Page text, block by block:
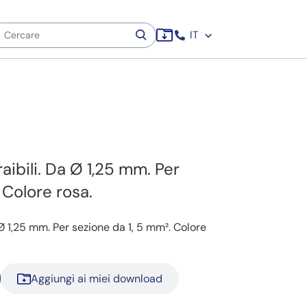
IT
Da Ø 1,25 mm. Per
rosa.
mm. Per sezione da 1, 5 mm². Colore
Aggiungi ai miei download